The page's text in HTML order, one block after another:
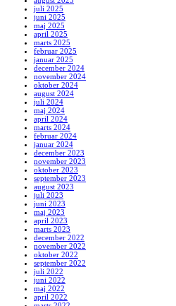
juli 2025
juni 2025
maj 2025
april 2025
marts 2025
februar 2025
januar 2025
december 2024
november 2024
oktober 2024
august 2024
juli 2024
maj 2024
april 2024
marts 2024
februar 2024
januar 2024
december 2023
november 2023
oktober 2023
september 2023
august 2023
juli 2023
juni 2023
maj 2023
april 2023
marts 2023
december 2022
november 2022
oktober 2022
september 2022
juli 2022
juni 2022
maj 2022
april 2022